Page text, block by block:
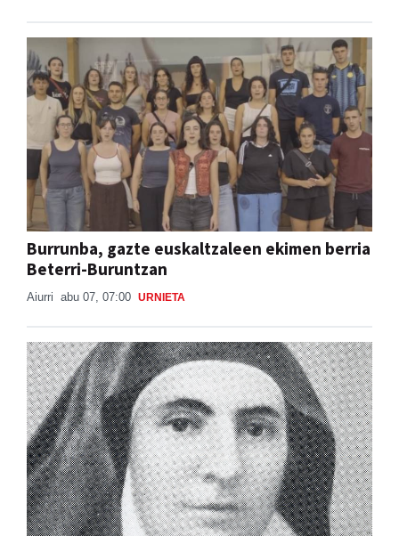
Burrunba, gazte euskaltzaleen ekimen berria
Beterri-Buruntzan
Aiurri abu 07, 07:00 URNIETA